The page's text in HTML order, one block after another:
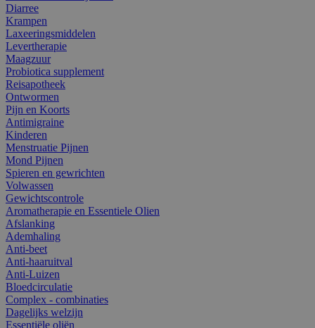
Diarree
Krampen
Laxeeringsmiddelen
Levertherapie
Maagzuur
Probiotica supplement
Reisapotheek
Ontwormen
Pijn en Koorts
Antimigraine
Kinderen
Menstruatie Pijnen
Mond Pijnen
Spieren en gewrichten
Volwassen
Gewichtscontrole
Aromatherapie en Essentiele Olien
Afslanking
Ademhaling
Anti-beet
Anti-haaruitval
Anti-Luizen
Bloedcirculatie
Complex - combinaties
Dagelijks welzijn
Essentiële oliën